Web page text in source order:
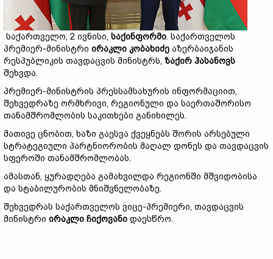
საქართველო, 2 ივნისი, საქინფორმი. საქართველოს
პრემიერ-მინისტრი ირაკლი კობახიძე აზერბაიჯანის
რესპუბლიკის თავდაცვის მინისტრს, ზაქირ ჰასანოვს
შეხვდა.
პრემიერ-მინისტრის პრესსამსახურის ინფორმაციით,
შეხვედრაზე ორმხრივი, რეგიონული და საერთაშორისო
თანამშრომლობის საკითხები განიხილეს.
მათივე ცნობით, ხაზი გაესვა ქვეყნებს შორის არსებული
სტრატეგიული პარტნიორობის მაღალ დონეს და თავდაცვის
სფეროში თანამშრომლობას.
ამასთან, ყურადღება გამახვილდა რეგიონში მშვიდობისა
და სტაბილურობის მნიშვნელობაზე.
შეხვედრას საქართველოს ვიცე-პრემიერი, თავდაცვის
მინისტრი ირაკლი ჩიქოვანი დაესწრო.